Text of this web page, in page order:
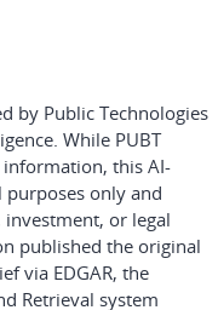
by Public Technologies
While PUBT
this AI-
only and
or legal
published the original
via EDGAR, the
Retrieval system